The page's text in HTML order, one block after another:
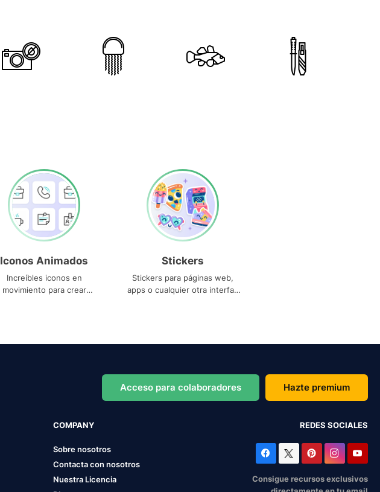
Iconos Animados
Increíbles iconos en
movimiento para crear
Stickers
Stickers para páginas web,
apps o cualquier otra interfaz
Acceso para colaboradores Hazte premium
COMPANY
Sobre nosotros
Contacta con nosotros
Nuestra Licencia
REDES SOCIALES
Consigue recursos exclusivos